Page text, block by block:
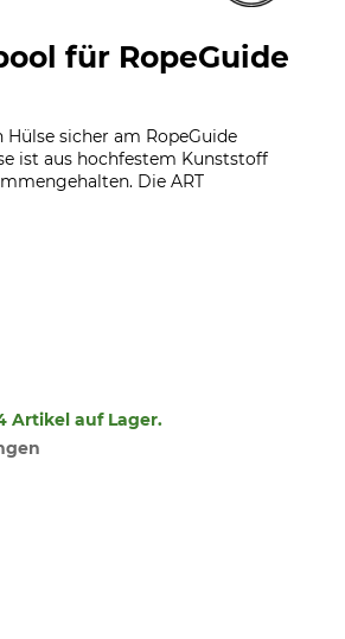
für RopeGuide
sicher am RopeGuide
ist aus hochfestem Kunststoff
Die ART
Artikel auf Lager.